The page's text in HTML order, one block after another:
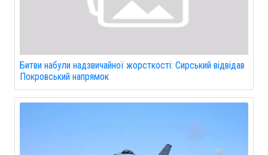
Битви набули надзвичайної жорсткості: Сирський відвідав
Покровський напрямок